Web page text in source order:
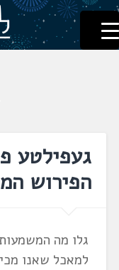
דלג
לתוכן
לשוניאדה
עברית. לשון. שפה
געפילטע
הפירוש
גלו מה
למאכל שאנו